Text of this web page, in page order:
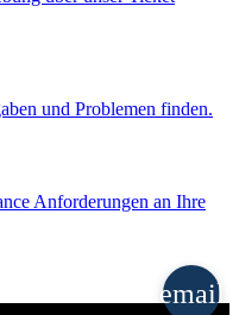
und Problemen finden.
Anforderungen an Ihre
email